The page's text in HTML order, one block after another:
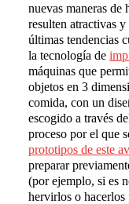
nuevas maneras de
resulten atractivas
últimas tendencias
la tecnología de
máquinas que
objetos en 3
comida, con un
escogido a través
proceso por el que
prototipos de este
preparar
(por ejemplo, si es
hervirlos o hacerlos